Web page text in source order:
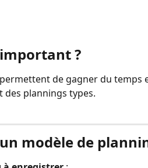
?
de gagner du temps
plannings types.
modèle de